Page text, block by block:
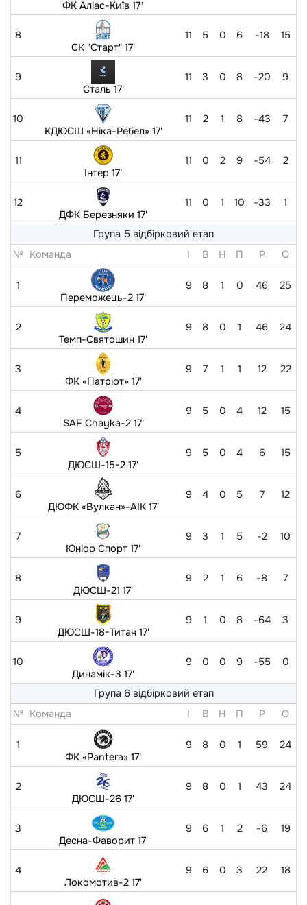
ФК Аліас-Київ 17ʼ
8
СК "Старт" 17'
11 5 0 6 -18 15
9
Сталь 17'
11 3 0 8 -20 9
10
КДЮСШ «Ніка-Ребел» 17'
11 2 1 8 -43 7
11
Інтер 17'
11 0 2 9 -54 2
12
ДФК Березняки 17'
11 0 1 10 -33 1
Група 5 відбірковий етап
№ Команда I В Н П Р O
1
Переможець-2 17'
9 8 1 0 46 25
2
Темп-Святошин 17'
9 8 0 1 46 24
3
ФК «Патріот» 17'
9 7 1 1 12 22
4
SAF Chayka-2 17'
9 5 0 4 12 15
5
ДЮСШ-15-2 17'
9 5 0 4 6 15
6
ДЮФК «Вулкан»-АІК 17'
9 4 0 5 7 12
7
Юніор Спорт 17'
9 3 1 5 -2 10
8
ДЮСШ-21 17'
9 2 1 6 -8 7
9
ДЮСШ-18-Титан 17'
9 1 0 8 -64 3
10
Динамік-3 17'
9 0 0 9 -55 0
Група 6 відбірковий етап
№ Команда I В Н П Р O
1
ФК «Pantera» 17'
9 8 0 1 59 24
2
ДЮСШ-26 17'
9 8 0 1 43 24
3
Десна-Фаворит 17'
9 6 1 2 -6 19
4
Локомотив-2 17'
9 6 0 3 22 18